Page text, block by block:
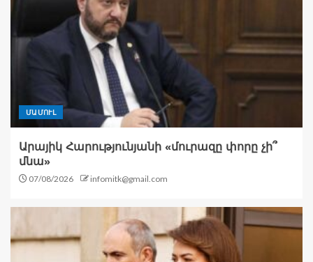
ՄԱՄՈՒԼ
Արայիկ Հարությունյանի «մուրազը փորը չի՞
մնա»
07/08/2026 infomitk@gmail.com